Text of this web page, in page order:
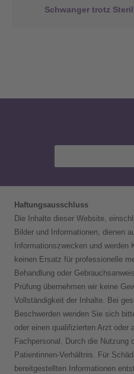
Schwanger trotz
Haftungsausschluss
Die Inhalte dieser Website,
Bilder und Informationen, dienen
Informationszwecken und
keinen Ersatz für professionelle
Behandlung oder
Prüfung übernehmen wir keine
Vollständigkeit der Inhalte. Bei
Beschwerden wenden Sie sich
oder einen qualifizierten Arzt oder
Fachpersonal. Durch die
Patientinnen-Verhältnis. Für
bereitgestellten Informationen